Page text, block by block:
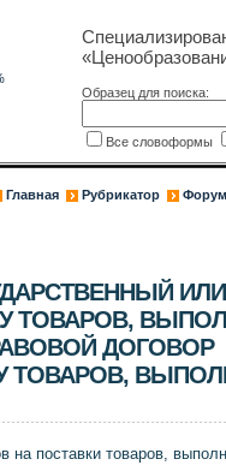
Образец для поиска:
Все словоформы
Главная Рубрикатор Форум
ИЛИ
ТОВАРОВ,
ДОГОВОР
ТОВАРОВ,
поставки товаров,